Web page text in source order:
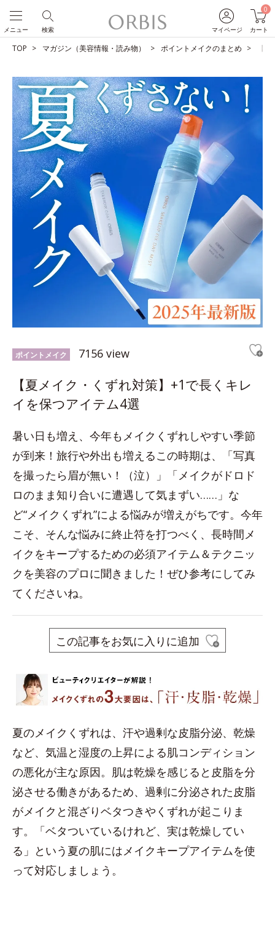
マイページ
0
カート
検索
メニュー
TOP マガジン（美容情報・読み物） ポイントメイクのまとめ 【
ポイントメイク 7156 view
【夏メイク・くずれ対策】+1で長くキレ
イを保つアイテム4選
暑い日も増え、今年もメイクくずれしやすい季節
が到来！旅行や外出も増えるこの時期は、「写真
を撮ったら眉が無い！（泣）」「メイクがドロド
ロのまま知り合いに遭遇して気まずい……」な
ど“メイクくずれ”による悩みが増えがちです。今年
こそ、そんな悩みに終止符を打つべく、長時間メ
イクをキープするための必須アイテム＆テクニッ
クを美容のプロに聞きました！ぜひ参考にしてみ
てくださいね。
この記事をお気に入りに追加
夏のメイクくずれは、汗や過剰な皮脂分泌、乾燥
など、気温と湿度の上昇による肌コンディション
の悪化が主な原因。肌は乾燥を感じると皮脂を分
泌させる働きがあるため、過剰に分泌された皮脂
がメイクと混ざりベタつきやくずれが起こりま
す。「ベタついているけれど、実は乾燥してい
る」という夏の肌にはメイクキープアイテムを使
って対応しましょう。